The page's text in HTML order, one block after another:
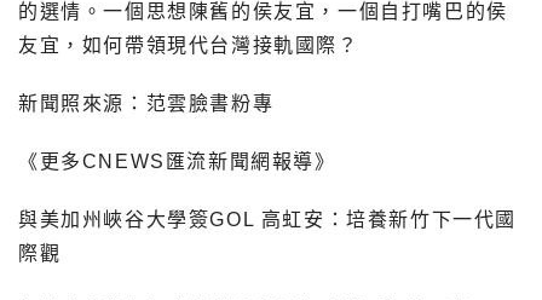
的選情。一個思想陳舊的侯友宜，一個自打嘴巴的侯
友宜，如何帶領現代台灣接軌國際？
新聞照來源：范雲臉書粉專
《更多CNEWS匯流新聞網報導》
與美加州峽谷大學簽GOL 高虹安：培養新竹下一代國
際觀